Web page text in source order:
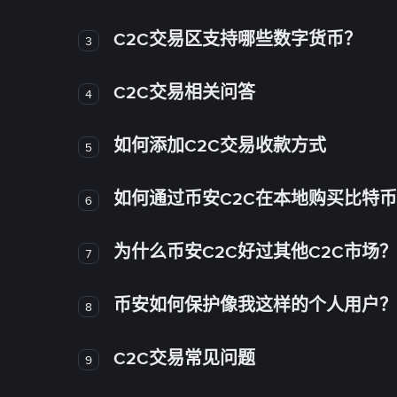
3 C2C交易区支持哪些数字货币？
4 C2C交易相关问答
5 如何添加C2C交易收款方式
6 如何通过币安C2C在本地购买比特
7 为什么币安C2C好过其他C2C市场？
8 币安如何保护像我这样的个人用户？
9 C2C交易常见问题